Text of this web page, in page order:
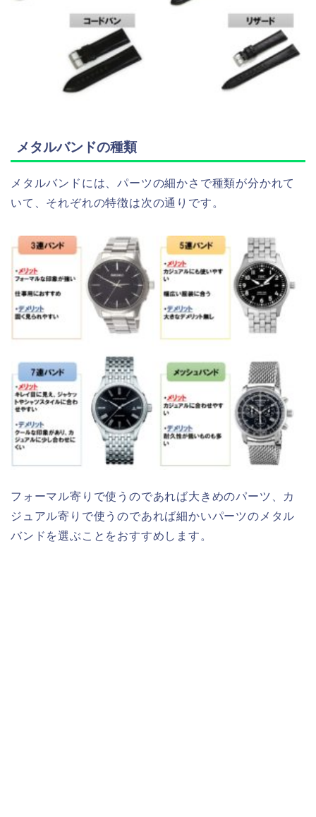
メタルバンドの種類
メタルバンドには、パーツの細かさで種類が分かれて
いて、それぞれの特徴は次の通りです。
フォーマル寄りで使うのであれば大きめのパーツ、カ
ジュアル寄りで使うのであれば細かいパーツのメタル
バンドを選ぶことをおすすめします。